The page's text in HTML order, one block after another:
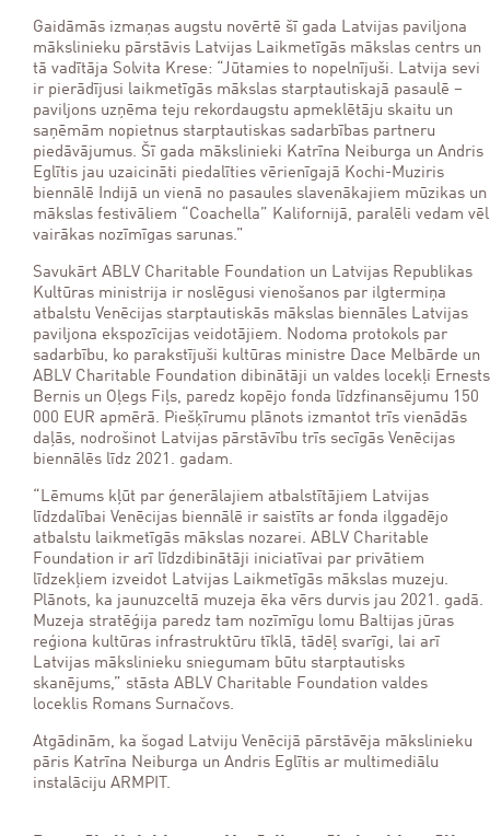
Gaidāmās izmaņas augstu novērtē šī gada Latvijas paviljona
mākslinieku pārstāvis Latvijas Laikmetīgās mākslas centrs un
tā vadītāja Solvita Krese: “Jūtamies to nopelnījuši. Latvija sevi
ir pierādījusi laikmetīgās mākslas starptautiskajā pasaulē –
paviljons uzņēma teju rekordaugstu apmeklētāju skaitu un
saņēmām nopietnus starptautiskas sadarbības partneru
piedāvājumus. Šī gada mākslinieki Katrīna Neiburga un Andris
Eglītis jau uzaicināti piedalīties vērienīgajā Kochi-Muziris
biennālē Indijā un vienā no pasaules slavenākajiem mūzikas un
mākslas festivāliem “Coachella” Kalifornijā, paralēli vedam vēl
vairākas nozīmīgas sarunas.”
Savukārt ABLV Charitable Foundation un Latvijas Republikas
Kultūras ministrija ir noslēgusi vienošanos par ilgtermiņa
atbalstu Venēcijas starptautiskās mākslas biennāles Latvijas
paviljona ekspozīcijas veidotājiem. Nodoma protokols par
sadarbību, ko parakstījuši kultūras ministre Dace Melbārde un
ABLV Charitable Foundation dibinātāji un valdes locekļi Ernests
Bernis un Oļegs Fiļs, paredz kopējo fonda līdzfinansējumu 150
000 EUR apmērā. Piešķīrumu plānots izmantot trīs vienādās
daļās, nodrošinot Latvijas pārstāvību trīs secīgās Venēcijas
biennālēs līdz 2021. gadam.
“Lēmums kļūt par ģenerālajiem atbalstītājiem Latvijas
līdzdalībai Venēcijas biennālē ir saistīts ar fonda ilggadējo
atbalstu laikmetīgās mākslas nozarei. ABLV Charitable
Foundation ir arī līdzdibinātāji iniciatīvai par privātiem
līdzekļiem izveidot Latvijas Laikmetīgās mākslas muzeju.
Plānots, ka jaunuzceltā muzeja ēka vērs durvis jau 2021. gadā.
Muzeja stratēģija paredz tam nozīmīgu lomu Baltijas jūras
reģiona kultūras infrastruktūru tīklā, tādēļ svarīgi, lai arī
Latvijas mākslinieku sniegumam būtu starptautisks
skanējums,” stāsta ABLV Charitable Foundation valdes
loceklis Romans Surnačovs.
Atgādinām, ka šogad Latviju Venēcijā pārstāvēja mākslinieku
pāris Katrīna Neiburga un Andris Eglītis ar multimediālu
instalāciju ARMPIT.